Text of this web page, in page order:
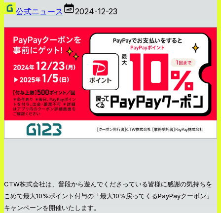
公式ニュース 2024-12-23
CTW株式会社は、普段から遊んでくださっている皆様に感謝の気持ちを
こめて最大10%ポイント付与の「最大10％戻ってくるPayPayクーポン」
キャンペーンを開催いたします。